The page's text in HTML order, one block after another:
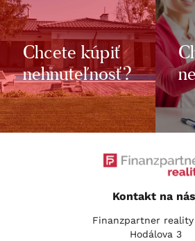
Chcete kúpiť
nehnuteľnosť?
Kontakt na
Finanzpartner reality
Hodálova 3